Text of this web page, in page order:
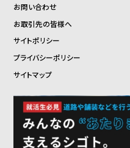
お問い合わせ
お取引先の皆様へ
サイトポリシー
プライバシーポリシー
サイトマップ